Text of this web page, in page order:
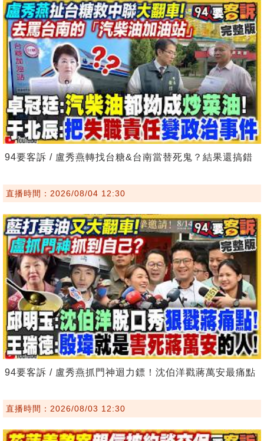
94要客訴 / 盧秀燕轉找台糖&台南當替死鬼？結果還搞錯
直播時間：2026/08/04 12:30
94要客訴 / 盧秀燕抓門神迴力鏢！沈伯洋戳蔣萬安最痛點
直播時間：2026/08/03 12:30